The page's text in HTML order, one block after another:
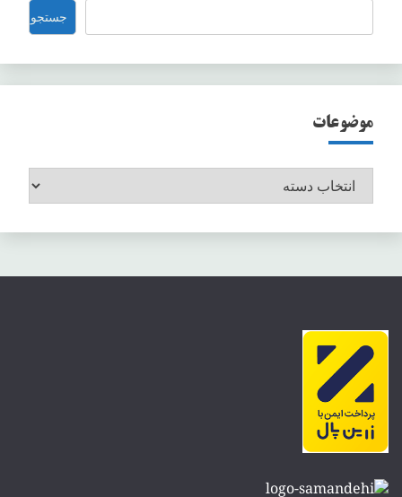
جستجو جستجو
موضوعات
موضوعات